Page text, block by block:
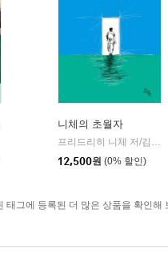
| 현대지성
니체의 초월자
12,500원 (0% 할인)
태그에 등록된 더 많은 상품을 확인해